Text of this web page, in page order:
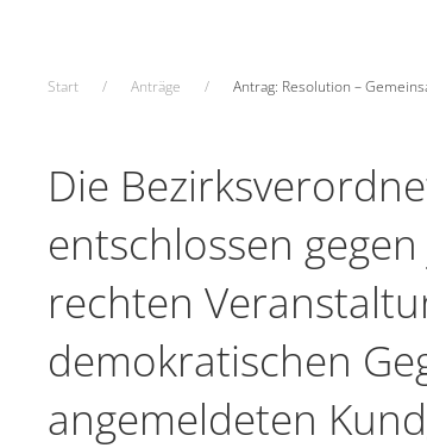
Start Anträge Antrag: Resolution –
Die
entschlossen
rechten
demokratischen
angemeldeten